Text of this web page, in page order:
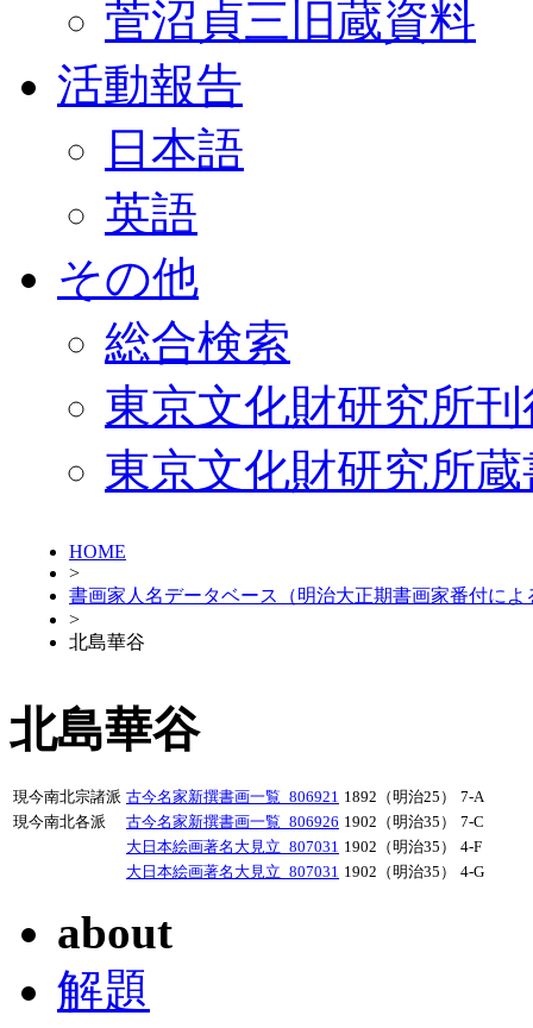
菅沼貞三旧蔵資料
活動報告
日本語
英語
その他
総合検索
東京文化財研究所
東京文化財研究所
HOME
>
書画家人名データベース（明治大正期書画家番付によ
>
北島華谷
北島華谷
現今南北宗諸派 古今名家新撰書画一覧_806921 1892（明治25）
7-A
現今南北各派
古今名家新撰書画一覧_806926 1902（明治35）
7-C
大日本絵画著名大見立_807031 1902（明治35）
4-F
大日本絵画著名大見立_807031 1902（明治35） 4-G
about
解題